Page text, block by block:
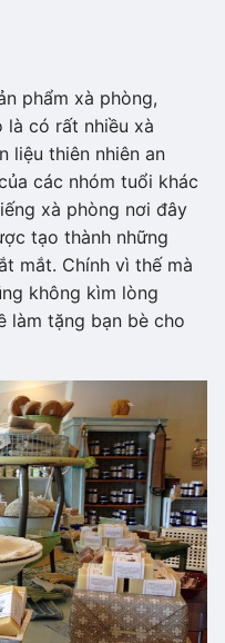
phẩm xà phòng,
là có rất nhiều xà
liệu thiên nhiên an
các nhóm tuổi khác
xà phòng nơi đây
tạo thành những
mắt. Chính vì thế mà
không kìm lòng
làm tặng bạn bè cho